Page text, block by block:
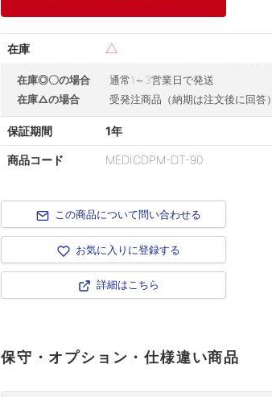
商品コード MEDICDPM-DT-90
在庫◎〇の場合
通常1～3営業日で発送
在庫△の場合
受発注商品（納期は注文後に回答）
保証期間 1年
在庫 △
保守・オプション・仕様違い商品
この商品について問い合わせる
お気に入りに登録する
詳細はこちら